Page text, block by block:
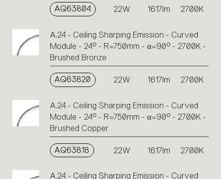
AQ63804 22W 1617lm 2700K
A.24 - Ceiling Sharping Emission - Curved
Module - 24° - R=750mm - α=90° - 2700K -
Brushed Bronze
AQ63820 22W 1617lm 2700K
A.24 - Ceiling Sharping Emission - Curved
Module - 24° - R=750mm - α=90° - 2700K -
Brushed Copper
AQ63818 22W 1617lm 2700K
A.24 - Ceiling Sharping Emission - Curved